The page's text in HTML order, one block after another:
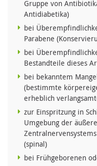
Gruppe von
Antidiabetika)
bei
Parabene
bei
Bestandteile dieses
bei bekanntem
(bestimmte
erheblich
zur Einspritzung in
Umgebung der
(spinal)
bei Frühgeborenen